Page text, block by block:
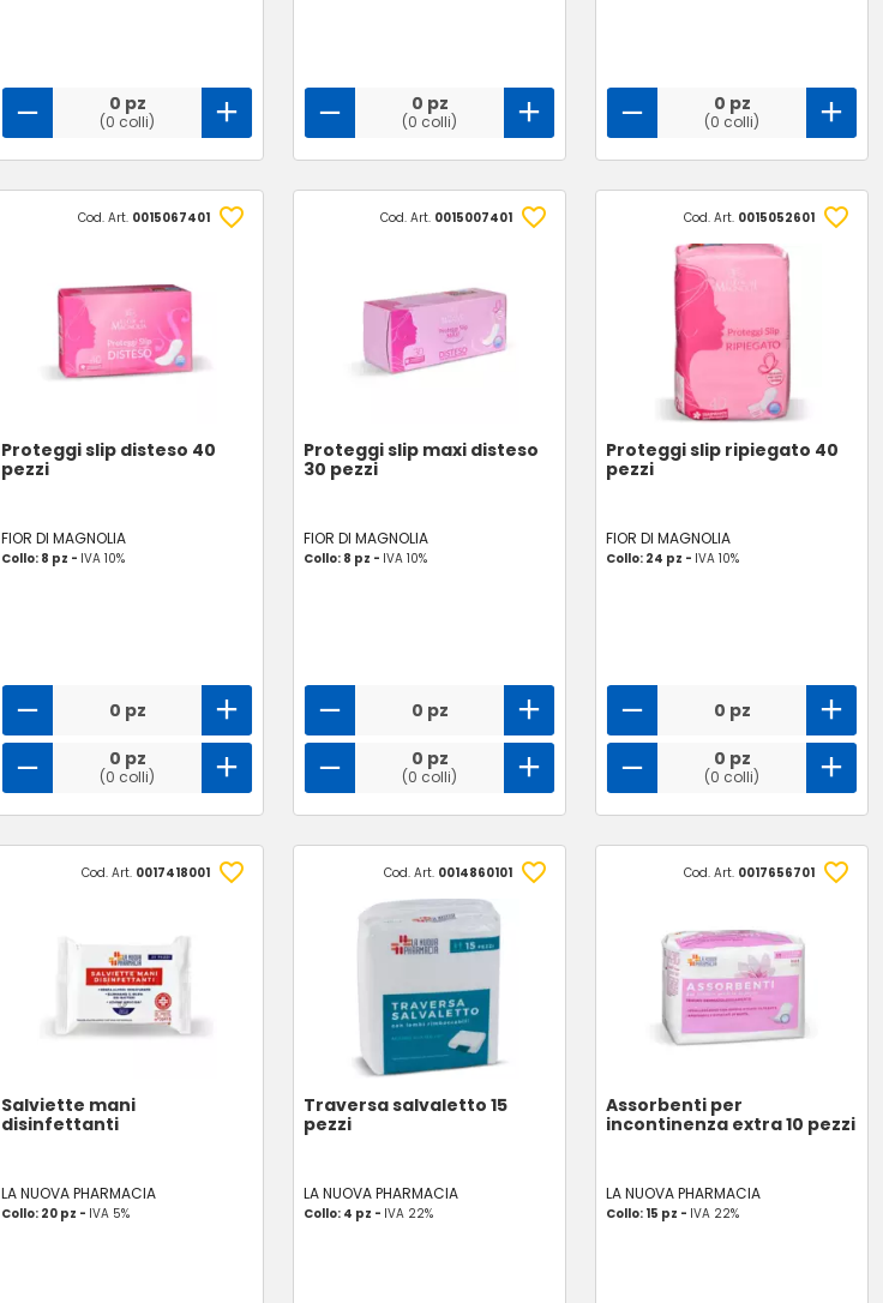
0 pz
(0 colli)
0 pz
(0 colli)
0 pz
(0 colli)
Cod. Art. 0015067401
Proteggi slip disteso 40
pezzi
FIOR DI MAGNOLIA
Collo: 8 pz - IVA 10%
0 pz
0 pz
(0 colli)
Cod. Art. 0015007401
Proteggi slip maxi disteso
30 pezzi
FIOR DI MAGNOLIA
Collo: 8 pz - IVA 10%
0 pz
0 pz
(0 colli)
Cod. Art. 0015052601
Proteggi slip ripiegato 40
pezzi
FIOR DI MAGNOLIA
Collo: 24 pz - IVA 10%
0 pz
0 pz
(0 colli)
Cod. Art. 0017418001
Salviette mani
disinfettanti
LA NUOVA PHARMACIA
Collo: 20 pz - IVA 5%
Cod. Art. 0014860101
Traversa salvaletto 15
pezzi
LA NUOVA PHARMACIA
Collo: 4 pz - IVA 22%
Cod. Art. 0017656701
Assorbenti per
incontinenza extra 10 pezzi
LA NUOVA PHARMACIA
Collo: 15 pz - IVA 22%